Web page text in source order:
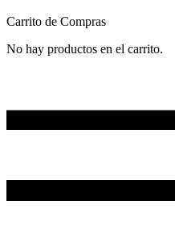
Carrito de Compras
No hay productos en el carrito.